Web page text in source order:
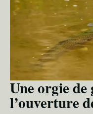
Une orgie de
l’ouverture